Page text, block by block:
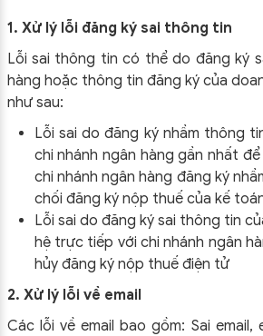
1. Xử lý lỗi đăng ký sai thông tin
Lỗi sai thông tin có thể do đăng ký
hàng hoặc thông tin đăng ký của
như sau:
Lỗi sai do đăng ký nhầm thông
chi nhánh ngân hàng gần nhất
chi nhánh ngân hàng đăng ký
chối đăng ký nộp thuế của kế
Lỗi sai do đăng ký sai thông tin
hệ trực tiếp với chi nhánh ngân
hủy đăng ký nộp thuế điện tử
2. Xử lý lỗi về email
Các lỗi về email bao gồm: Sai email,